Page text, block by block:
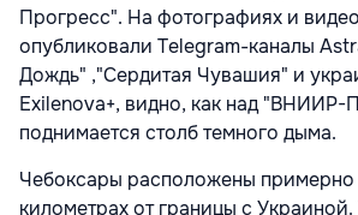
Прогресс". На фотографиях и
опубликовали Telegram-каналы
Дождь" ,"Сердитая Чувашия" и
Exilenova+, видно, как над "ВНИИР-
поднимается столб темного дыма.
Чебоксары расположены примерно
километрах от границы с Украиной.